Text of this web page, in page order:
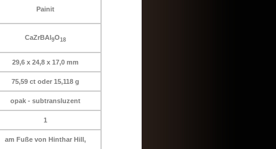
Painit
CaZrBAl9O18
29,6 x 24,8 x 17,0 mm
75,59 ct oder 15,118 g
opak - subtransluzent
1
am Fuße von Hinthar Hill,